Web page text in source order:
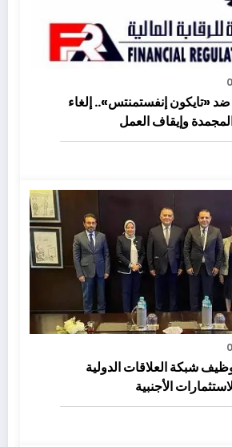
0
«تايكون إنفستمنتس».. إلغاء
وإيقاف العمل
0
شبكة العلاقات الدولية
الأجنبية